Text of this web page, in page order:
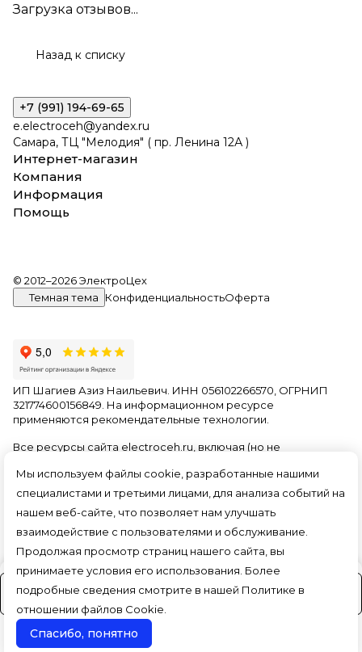
Загрузка отзывов...
Назад к списку
Мы используем файлы cookie, разработанные нашими
специалистами и третьими лицами, для анализа событий на
нашем веб-сайте, что позволяет нам улучшать
взаимодействие с пользователями и обслуживание.
Продолжая просмотр страниц нашего сайта, вы
принимаете условия его использования. Более
подробные сведения смотрите в нашей Политике в
отношении файлов Cookie
Спасибо, понятно
На заказ (3-4 дня)
+7 (991) 194-69-65
e.electroceh@yandex.ru
Самара, ТЦ "Мелодия" ( пр. Ленина 12А )
Интернет-магазин
Компания
Информация
Помощь
© 2012–2026 ЭлектроЦех
Темная тема
КонфиденциальностьОферта
ИП Шагиев Азиз Наильевич. ИНН 056102266570, ОГРНИП
321774600156849. На информационном ресурсе
применяются рекомендательные технологии
Все ресурсы сайта electroceh.ru, включая (но не
и видео информацию, структуру, дизайн и оформление
страниц, доменное имя, фирменное наименование
являются объектами авторского права и прав на
интеллектуальную собственность, защищены российским
законодательством и международными соглашениями об
охране авторских прав.Читать далее